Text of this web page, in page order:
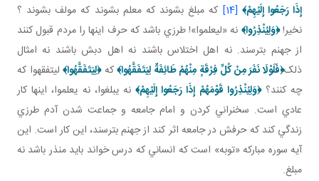
إِذَا رَجَعُوا إِلَيْهِمْ﴾ [14]
که مبلغ بشوند که معلم بشوند که مولف بشوند ؟
نخير!﴿وَلِيُنْذِرُوا﴾ نه «ليعلموا»! طرزي باشد که حرف اينها را مردم قبول کنند
از جهنم بترسند. نه اهل اختلاس باشند نه اهل دبش باشند نه امثال
ذلک﴿فَلَوْلَا نَفَرَ مِنْ كُلِّ فِرْقَةٍ مِنْهُمْ طَائِفَةٌ لِيَتَفَقَّهُوا﴾که﴿لِيَتَفَقَّهُوا﴾ليتفقهوا که
چه کنند؟﴿وَلِيُنْذِرُوا قَوْمَهُمْ إِذَا رَجَعُوا إِلَيْهِمْ﴾ نه يبلغوا، نه يعلموا، اينها کار
عادي است. سخنراني کردن و امام جامعه و جماعت شدن آدم طرزي
زندگي کند که حرفش در جامعه اثر کند از جهنم بترسند، اين کار است. اين
آيه سوره مبارکه «توبه» است که انساني که درس خواند بايد منذر باشد نه
مبلغ.